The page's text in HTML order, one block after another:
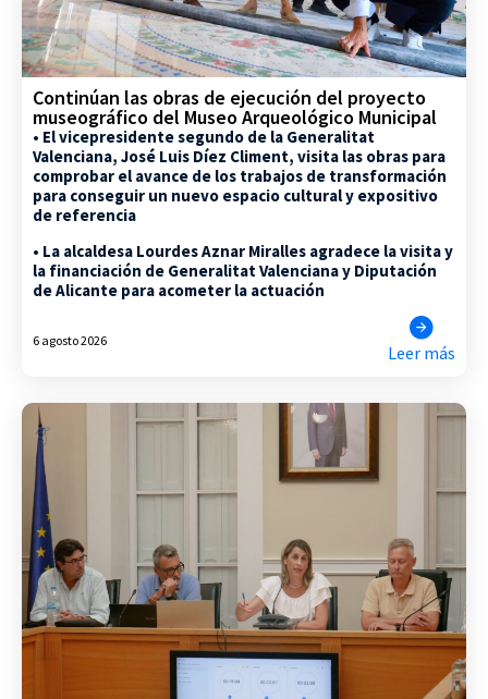
Continúan las obras de ejecución del proyecto
museográfico del Museo Arqueológico Municipal
• El vicepresidente segundo de la Generalitat
Valenciana, José Luis Díez Climent, visita las obras para
comprobar el avance de los trabajos de transformación
para conseguir un nuevo espacio cultural y expositivo
de referencia
• La alcaldesa Lourdes Aznar Miralles agradece la visita y
la financiación de Generalitat Valenciana y Diputación
de Alicante para acometer la actuación
6 agosto 2026
Leer más